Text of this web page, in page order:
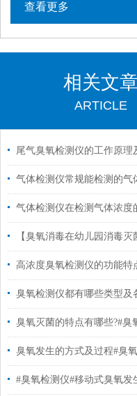
查看更多
相关文章
ARTICLE
臭氧灭菌的特点有哪些?#臭
臭氧发生的方式及过程#臭